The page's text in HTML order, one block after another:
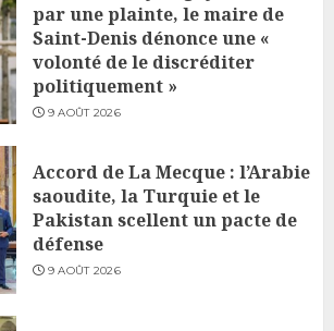
par une plainte, le maire de
Saint-Denis dénonce une «
volonté de le discréditer
politiquement »
9 AOÛT 2026
Accord de La Mecque : l’Arabie
saoudite, la Turquie et le
Pakistan scellent un pacte de
défense
9 AOÛT 2026